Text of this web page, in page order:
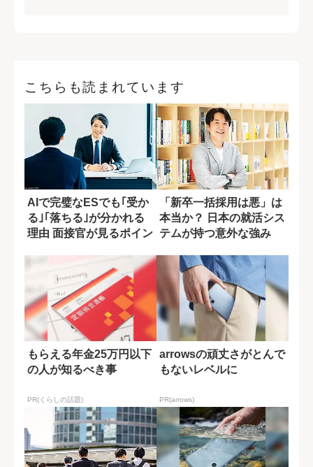
こちらも読まれています
AIで完璧なESでも｢受か
る｣｢落ちる｣が分かれる
理由 面接官が見るポイン
「新卒一括採用は悪」は
本当か？ 日本の就活シス
テムが持つ意外な強み
もらえる年金25万円以下
の人が知るべき事
PR(くらしの話題)
arrowsの頑丈さがとんで
もないレベルに
PR(arrows)